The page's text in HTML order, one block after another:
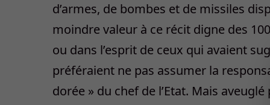
d’armes, de bombes et de missiles
moindre valeur à ce récit digne des
ou dans l’esprit de ceux qui avaient
préféraient ne pas assumer la
dorée » du chef de l’Etat. Mais aveuglé